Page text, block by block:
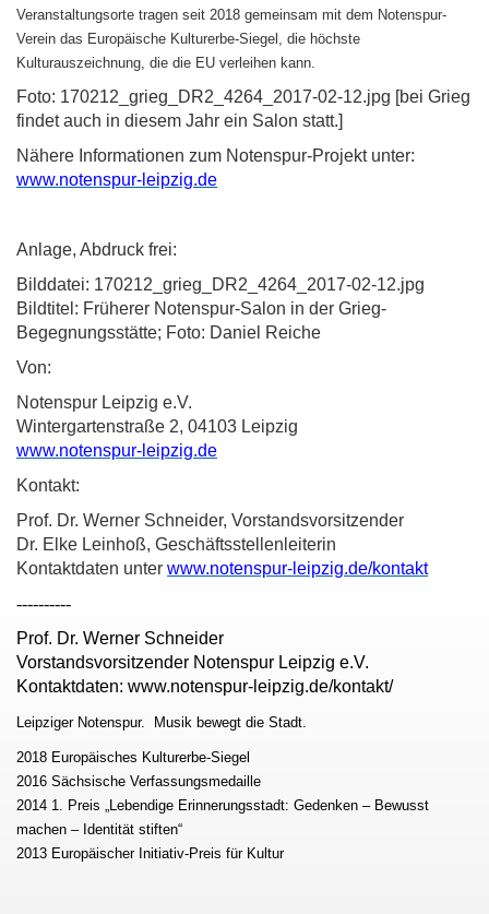
Veranstaltungsorte tragen seit 2018 gemeinsam mit dem Notenspur-
Verein das Europäische Kulturerbe-Siegel, die höchste
Kulturauszeichnung, die die EU verleihen kann.
Foto: 170212_grieg_DR2_4264_2017-02-12.jpg [bei Grieg
findet auch in diesem Jahr ein Salon statt.]
Nähere Informationen zum Notenspur-Projekt unter:
www.notenspur-leipzig.de
Anlage, Abdruck frei:
Bilddatei: 170212_grieg_DR2_4264_2017-02-12.jpg
Bildtitel: Früherer Notenspur-Salon in der Grieg-
Begegnungsstätte; Foto: Daniel Reiche
Von:
Notenspur Leipzig e.V.
Wintergartenstraße 2, 04103 Leipzig
www.notenspur-leipzig.de
Kontakt:
Prof. Dr. Werner Schneider, Vorstandsvorsitzender
Dr. Elke Leinhoß, Geschäftsstellenleiterin
Kontaktdaten unter www.notenspur-leipzig.de/kontakt
----------
Prof. Dr. Werner Schneider
Vorstandsvorsitzender Notenspur Leipzig e.V.
Kontaktdaten: www.notenspur-leipzig.de/kontakt/
Leipziger Notenspur. Musik bewegt die Stadt.
2018 Europäisches Kulturerbe-Siegel
2016 Sächsische Verfassungsmedaille
2014 1. Preis „Lebendige Erinnerungsstadt: Gedenken – Bewusst
machen – Identität stiften“
2013 Europäischer Initiativ-Preis für Kultur